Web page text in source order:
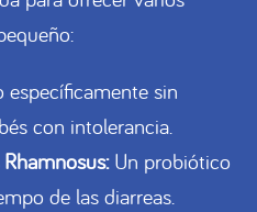
sin
con intolerancia.
Un probiótico
de las diarreas.